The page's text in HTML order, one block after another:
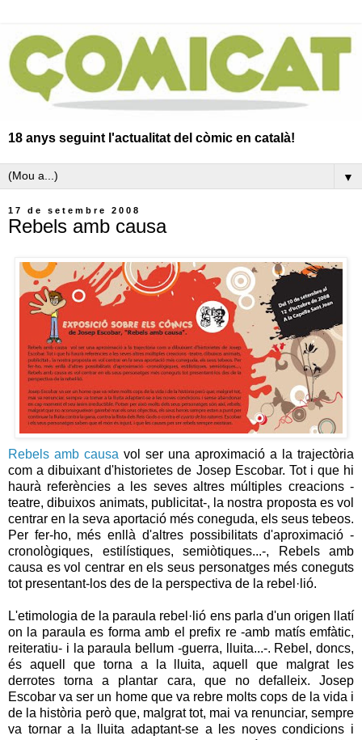
18 anys seguint l'actualitat del còmic en català!
▼
17 de setembre 2008
Rebels amb causa
Rebels amb causa vol ser una aproximació a la trajectòria
com a dibuixant d'historietes de Josep Escobar. Tot i que hi
haurà referències a les seves altres múltiples creacions -
teatre, dibuixos animats, publicitat-, la nostra proposta es vol
centrar en la seva aportació més coneguda, els seus tebeos.
Per fer-ho, més enllà d'altres possibilitats d'aproximació -
cronològiques, estilístiques, semiòtiques...-, Rebels amb
causa es vol centrar en els seus personatges més coneguts
tot presentant-los des de la perspectiva de la rebel·lió.
L'etimologia de la paraula rebel·lió ens parla d'un origen llatí
on la paraula es forma amb el prefix re -amb matís emfàtic,
reiteratiu- i la paraula bellum -guerra, lluita...-. Rebel, doncs,
és aquell que torna a la lluita, aquell que malgrat les
derrotes torna a plantar cara, que no defalleix. Josep
Escobar va ser un home que va rebre molts cops de la vida i
de la història però que, malgrat tot, mai va renunciar, sempre
va tornar a la lluita adaptant-se a les noves condicions i